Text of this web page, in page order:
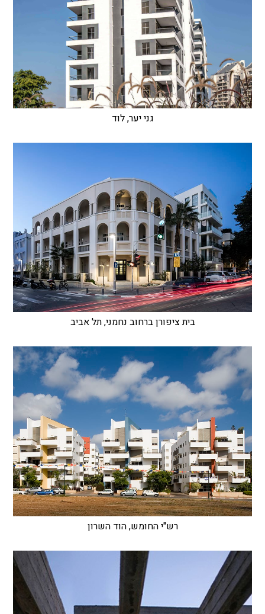
גני יער, לוד
בית ציפורן ברחוב נחמני, תל אביב
רש"י החומש, הוד השרון